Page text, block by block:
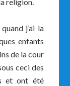
j’ai la
enfants
de la cour
ceci des
et ont été